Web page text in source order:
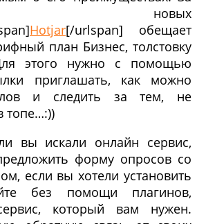
новых
Hotjar[/urlspan] обещает
план Бизнес, толстовку
этого нужно с помощью
приглашать, как можно
и следить за тем, не
топе…:))
вы искали онлайн сервис,
форму опросов со
если вы хотели установить
без помощи плагинов,
который вам нужен.